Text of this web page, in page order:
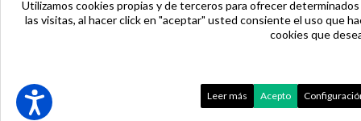
Utilizamos cookies propias y de terceros para ofrecer
las visitas, al hacer click en "aceptar" usted consiente el uso que
cookies que
Leer más Acepto